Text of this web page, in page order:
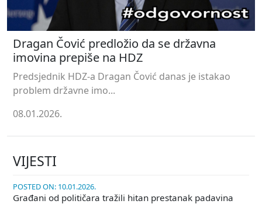
Dragan Čović predložio da se državna
imovina prepiše na HDZ
Predsjednik HDZ-a Dragan Čović danas je istakao
problem državne imo...
08.01.2026.
VIJESTI
POSTED ON: 10.01.2026.
Građani od političara tražili hitan prestanak padavina